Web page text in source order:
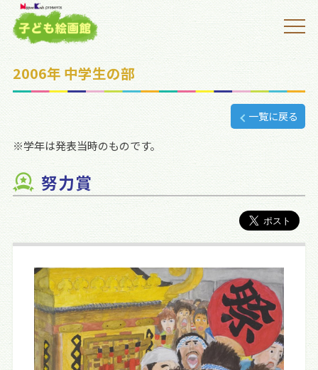
2006年 中学生の部
一覧に戻る
※学年は発表当時のものです。
努力賞